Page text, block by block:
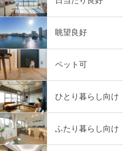
眺望良好
ペット可
ひとり暮らし向け
ふたり暮らし向け